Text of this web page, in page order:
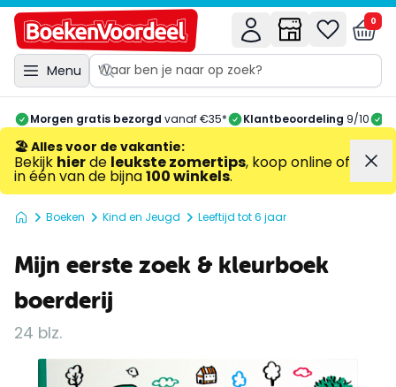
Menu
0
Morgen gratis bezorgd vanaf €35* Klantbeoordeling 9/10
🏖️ Alles voor de vakantie:
Bekijk hierde leukste zomertips, koop online of
in één van de bijna100 winkels.
Boeken Kind en Jeugd Leeftijd tot 6 jaar
Mijn eerste zoek & kleurboek
boerderij
24 blz.